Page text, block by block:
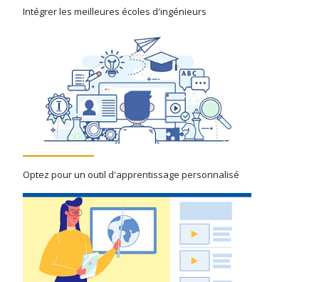
Intégrer les meilleures écoles d'ingénieurs
Optez pour un outil d'apprentissage personnalisé